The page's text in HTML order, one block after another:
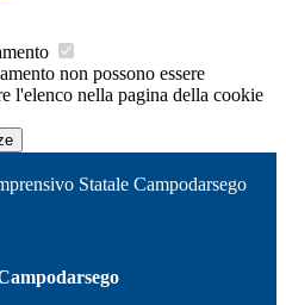
non possono essere
l'elenco nella pagina della cookie
Statale Campodarsego